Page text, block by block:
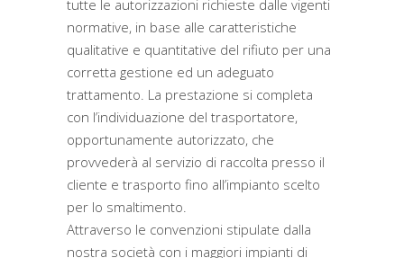
tutte le autorizzazioni richieste dalle vigenti
normative, in base alle caratteristiche
qualitative e quantitative del rifiuto per una
corretta gestione ed un adeguato
trattamento. La prestazione si completa
con l’individuazione del trasportatore,
opportunamente autorizzato, che
provvederà al servizio di raccolta presso il
cliente e trasporto fino all’impianto scelto
per lo smaltimento.
Attraverso le convenzioni stipulate dalla
nostra società con i maggiori impianti di